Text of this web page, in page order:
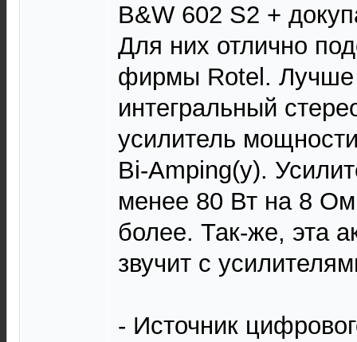
B&W 602 S2 +
Для них отлично
фирмы Rotel. Лучше
интегральный
усилитель
Bi-Аmping(у).
менее 80 Вт на 8
более. Так-же, эта
звучит с
- Источник